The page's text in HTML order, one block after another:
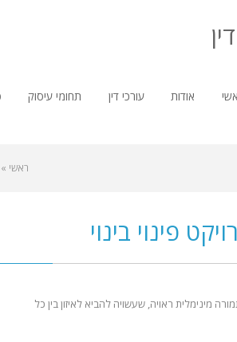
אודות עורכי דין תחומי עיסוק
ראשי »
פינוי בינוי
מינימלית ראויה, שעשויה להביא לאיזון בין כל